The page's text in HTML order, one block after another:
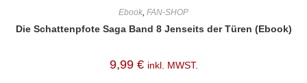
Ebook FAN-SHOP
Die Schattenpfote Saga Band 8 Jenseits der Türen (Ebook)
9,99 € inkl. MWST.